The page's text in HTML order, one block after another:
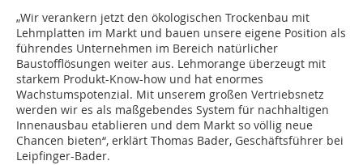
„Wir verankern jetzt den ökologischen Trockenbau mit
Lehmplatten im Markt und bauen unsere eigene Position als
führendes Unternehmen im Bereich natürlicher
Baustofflösungen weiter aus. Lehmorange überzeugt mit
starkem Produkt-Know-how und hat enormes
Wachstumspotenzial. Mit unserem großen Vertriebsnetz
werden wir es als maßgebendes System für nachhaltigen
Innenausbau etablieren und dem Markt so völlig neue
Chancen bieten“, erklärt Thomas Bader, Geschäftsführer bei
Leipfinger-Bader.